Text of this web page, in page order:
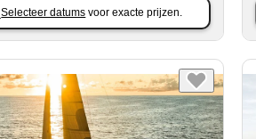
Selecteer datums voor exacte prijzen.